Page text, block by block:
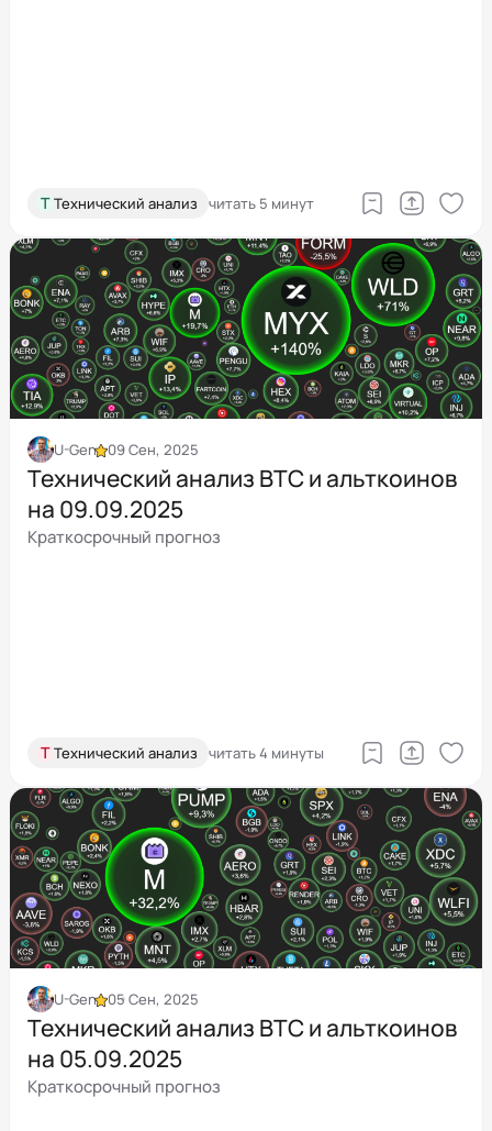
Т Технический анализ читать 5 минут
U-Gen 09 Сен, 2025
Технический анализ BTC и альткоинов
на 09.09.2025
Краткосрочный прогноз
Т Технический анализ читать 4 минуты
U-Gen 05 Сен, 2025
Технический анализ BTC и альткоинов
на 05.09.2025
Краткосрочный прогноз